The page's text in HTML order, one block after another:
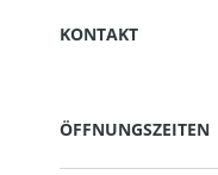
KONTAKT
ÖFFNUNGSZEITEN